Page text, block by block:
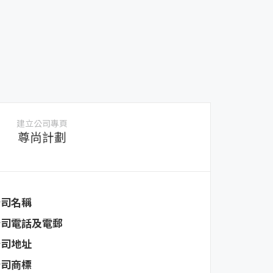
建立公司專頁
尊尚計劃
名稱
電話及電郵
地址
商標